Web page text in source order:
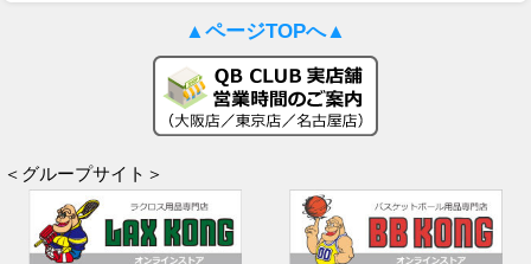
▲ページTOPへ▲
＜グループサイト＞